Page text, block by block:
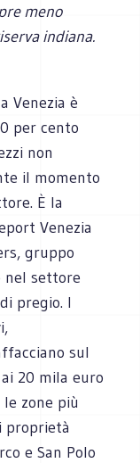
meno
indiana.
Venezia è
per cento
non
il momento
È la
Venezia
gruppo
nel settore
pregio. I
sul
20 mila euro
zone più
proprietà
e San Polo